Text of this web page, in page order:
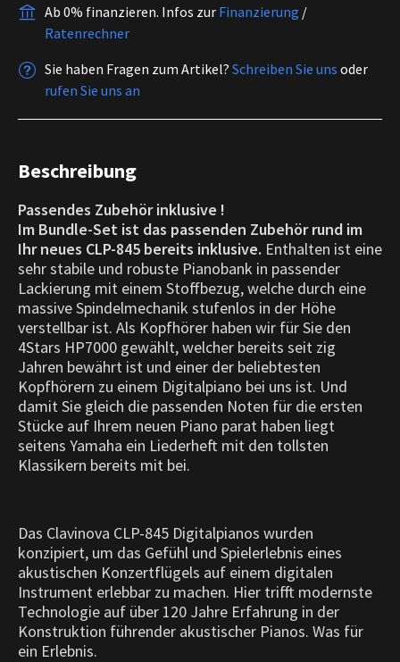
Ab 0% finanzieren. Infos zur Finanzierung /
Ratenrechner
Sie haben Fragen zum Artikel? Schreiben Sie uns oder
rufen Sie uns an
Beschreibung
Passendes Zubehör inklusive !
Im Bundle-Set ist das passenden Zubehör rund im
Ihr neues CLP-845 bereits inklusive. Enthalten ist eine
sehr stabile und robuste Pianobank in passender
Lackierung mit einem Stoffbezug, welche durch eine
massive Spindelmechanik stufenlos in der Höhe
verstellbar ist. Als Kopfhörer haben wir für Sie den
4Stars HP7000 gewählt, welcher bereits seit zig
Jahren bewährt ist und einer der beliebtesten
Kopfhörern zu einem Digitalpiano bei uns ist. Und
damit Sie gleich die passenden Noten für die ersten
Stücke auf Ihrem neuen Piano parat haben liegt
seitens Yamaha ein Liederheft mit den tollsten
Klassikern bereits mit bei.
Das Clavinova CLP-845 Digitalpianos wurden
konzipiert, um das Gefühl und Spielerlebnis eines
akustischen Konzertflügels auf einem digitalen
Instrument erlebbar zu machen. Hier trifft modernste
Technologie auf über 120 Jahre Erfahrung in der
Konstruktion führender akustischer Pianos. Was für
ein Erlebnis.